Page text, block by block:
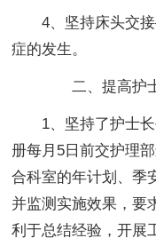
4、坚持床头交
症的发生。
二、提高护
1、坚持了护士
册每月5日前交护理
合科室的年计划、季
并监测实施效果，要
利于总结经验，开展